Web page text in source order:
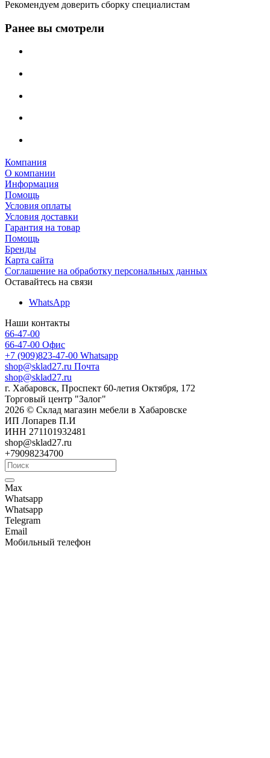
Рекомендуем доверить сборку специалистам
Ранее вы смотрели
Компания
О компании
Информация
Помощь
Условия оплаты
Условия доставки
Гарантия на товар
Помощь
Бренды
Карта сайта
Соглашение на обработку персональных данных
Оставайтесь на связи
WhatsApp
Наши контакты
66-47-00
66-47-00 Офис
+7 (909)823-47-00 Whatsapp
shop@sklad27.ru Почта
shop@sklad27.ru
г. Хабаровск, Проспект 60-летия Октября, 172
Торговый центр "Залог"
2026 © Склад магазин мебели в Хабаровске
ИП Лопарев П.И
ИНН 271101932481
shop@sklad27.ru
+79098234700
Max
Whatsapp
Whatsapp
Telegram
Email
Мобильный телефон